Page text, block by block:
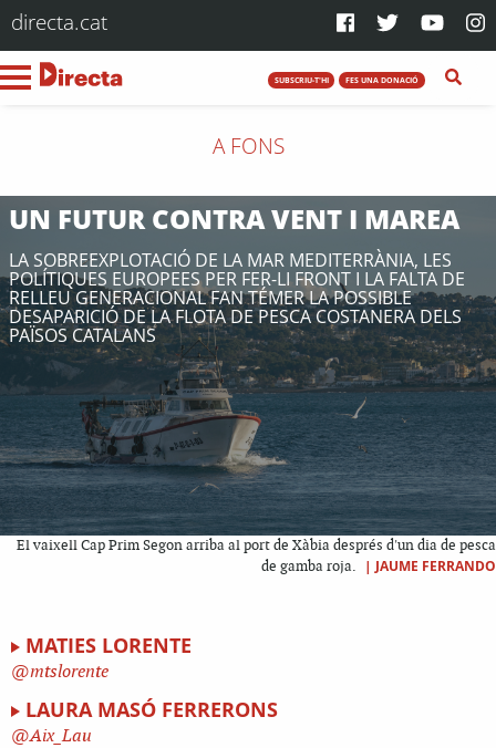
directa.cat
SUBSCRIU-T'HI FES UNA DONACIÓ
A FONS
UN FUTUR CONTRA VENT I MAREA
LA SOBREEXPLOTACIÓ DE LA MAR MEDITERRÀNIA, LES
POLÍTIQUES EUROPEES PER FER-LI FRONT I LA FALTA DE
RELLEU GENERACIONAL FAN TÉMER LA POSSIBLE
DESAPARICIÓ DE LA FLOTA DE PESCA COSTANERA DELS
PAÏSOS CATALANS
El vaixell Cap Prim Segon arriba al port de Xàbia després d'un dia de pesca
de gamba roja.
| JAUME FERRANDO
MATIES LORENTE
mtslorente
LAURA MASÓ FERRERONS
Aix_Lau